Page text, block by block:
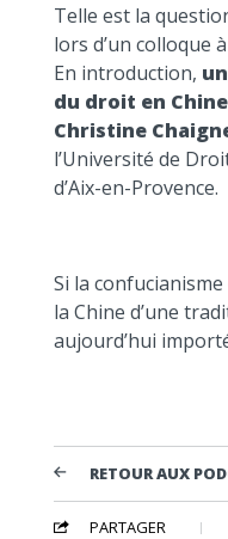
Telle est la
lors d’un colloque
En introduction,
du droit en
Christine
l’Université de
d’Aix-en-Provence.
Si la
la Chine d’une
aujourd’hui
RETOUR AUX
PARTAGER